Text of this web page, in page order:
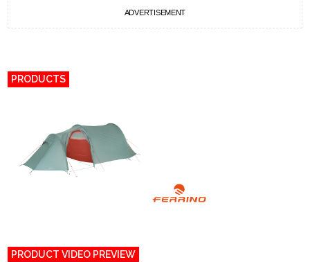
ADVERTISEMENT
PRODUCTS
PRODUCT VIDEO PREVIEW